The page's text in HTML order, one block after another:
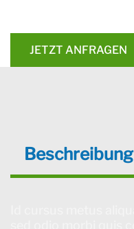
JETZT ANFRAGEN
Beschreibung